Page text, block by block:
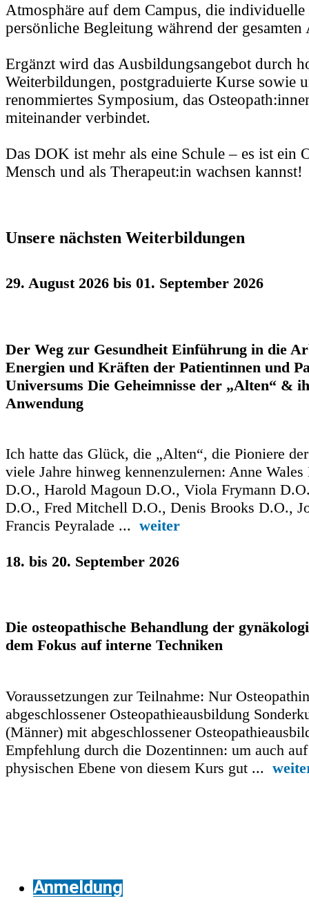
Atmosphäre auf dem Campus, die
persönliche Begleitung während der
Ergänzt wird das Ausbildungsangebot durch
Weiterbildungen, postgraduierte Kurse sowie
renommiertes Symposium, das
miteinander verbindet.
Das DOK ist mehr als eine Schule – es ist ein
Mensch und als Therapeut:in wachsen kannst!
Unsere nächsten Weiterbildungen
29. August 2026 bis 01. September 2026
Der Weg zur Gesundheit Einführung in die
Energien und Kräften der Patientinnen und
Universums Die Geheimnisse der „Alten“ &
Anwendung
Ich hatte das Glück, die „Alten“, die Pioniere
viele Jahre hinweg kennenzulernen: Anne
D.O., Harold Magoun D.O., Viola Frymann
D.O., Fred Mitchell D.O., Denis Brooks D.O.,
Francis Peyralade ... weiter
18. bis 20. September 2026
Die osteopathische Behandlung der
dem Fokus auf interne Techniken
Voraussetzungen zur Teilnahme: Nur
abgeschlossener Osteopathieausbildung
(Männer) mit abgeschlossener
Empfehlung durch die Dozentinnen: um auch
physischen Ebene von diesem Kurs gut ...
Anmeldung